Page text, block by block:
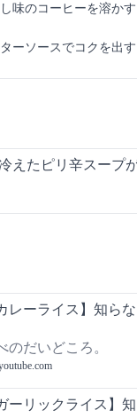
味のコーヒーを溶かす
ーソースでコクを出す
えたピリ辛スープ
レーライス】知ら
のだいどころ。
ーリックライス】